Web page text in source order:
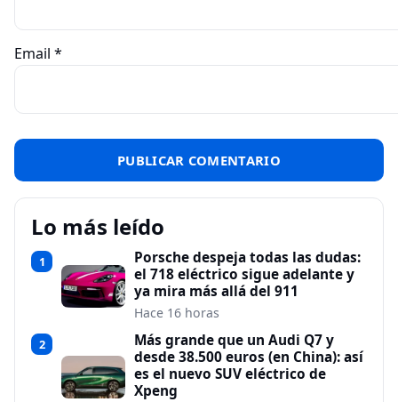
Email *
Lo más leído
1
Porsche despeja todas las dudas:
el 718 eléctrico sigue adelante y
ya mira más allá del 911
Hace 16 horas
2
Más grande que un Audi Q7 y
desde 38.500 euros (en China): así
es el nuevo SUV eléctrico de
Xpeng